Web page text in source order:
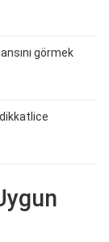
görmek